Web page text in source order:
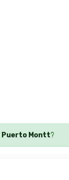
Puerto Montt?